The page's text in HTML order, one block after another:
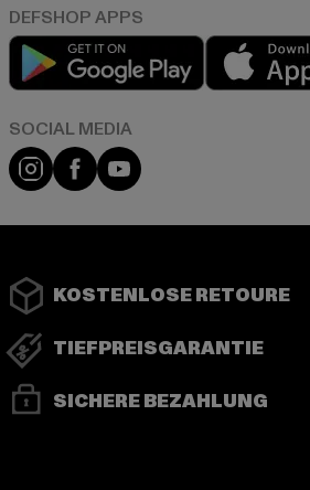
Play market
Instagram
FacebookYouTube
KOSTENLOSE RETOURE
TIEFPREISGARANTIE
SICHERE BEZAHLUNG